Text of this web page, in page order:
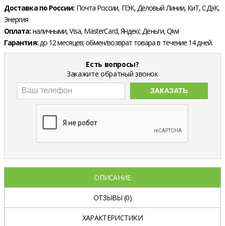
Доставка по России: Почта России, ПЭК, Деловый Линии, КиТ, СДэК,
Энергия
Оплата: наличными, Visa, MasterCard, Яндекс Деньги, Qiwi
Гарантия:до 12 месяцев; обмен/возврат товара в течение 14 дней.
Есть вопросы?
Закажите обратный звонок
ЗАКАЗАТЬ
ОПИСАНИЕ
ОТЗЫВЫ(0)
ХАРАКТЕРИСТИКИ